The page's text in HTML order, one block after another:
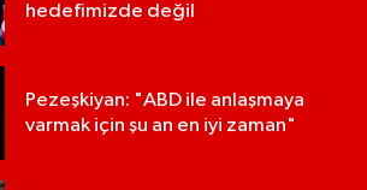
hedefimizde değil
Pezeşkiyan: "ABD ile anlaşmaya
varmak için şu an en iyi zaman"